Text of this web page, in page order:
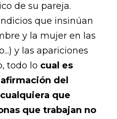
de su pareja.
que insinúan
y la mujer en las
y las apariciones
todo lo cual es
del
que
que trabajan no